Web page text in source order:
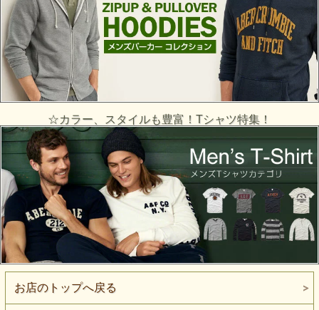
☆カラー、スタイルも豊富！Tシャツ特集！
お店のトップへ戻る